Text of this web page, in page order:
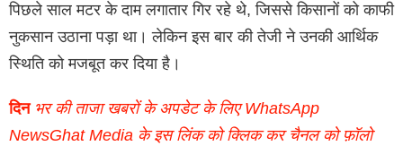
पिछले साल मटर के दाम लगातार गिर रहे थे, जिससे किसानों को काफी
नुकसान उठाना पड़ा था। लेकिन इस बार की तेजी ने उनकी आर्थिक
स्थिति को मजबूत कर दिया है।
दिनभर की ताजा खबरों के अपडेट के लिए WhatsApp
NewsGhat Media के इस लिंक को क्लिक कर चैनल को फ़ॉलो